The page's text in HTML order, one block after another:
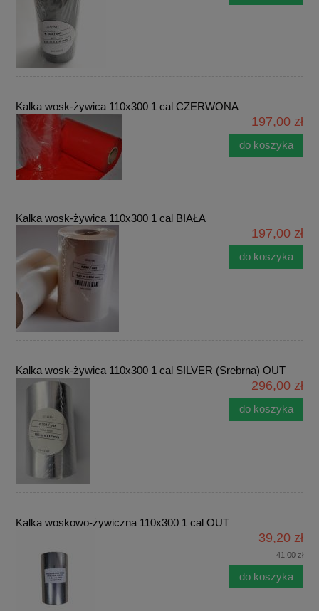
Kalka wosk-żywica 110x300 1 cal CZERWONA
197,00 zł
do koszyka
Kalka wosk-żywica 110x300 1 cal BIAŁA
197,00 zł
do koszyka
Kalka wosk-żywica 110x300 1 cal SILVER (Srebrna) OUT
296,00 zł
do koszyka
Kalka woskowo-żywiczna 110x300 1 cal OUT
39,20 zł
41,00 zł
do koszyka